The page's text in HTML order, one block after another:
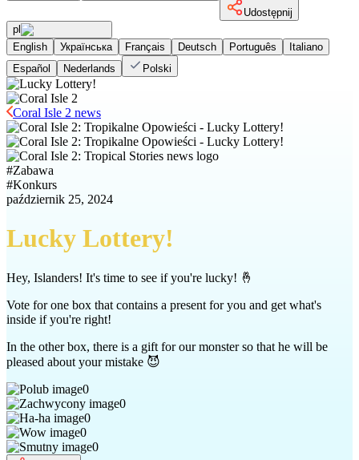
Udostępnij
pl
English
Українська Français Deutsch Português
Italiano
Español
Nederlands Polski
Coral Isle 2 news
#Zabawa
#Konkurs
październik 25, 2024
Lucky Lottery!
Hey, Islanders! It's time to see if you're lucky! 🤞
Vote for one box that contains a present for you and get what's
inside if you're right!
In the other box, there is a gift for our monster so that he will be
pleased about your mistake 😈
0
0
0
0
0